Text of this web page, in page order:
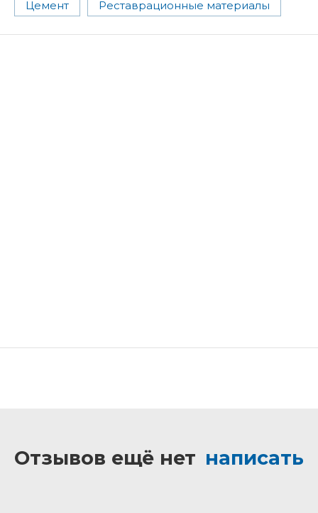
Цемент Реставрационные материалы
Отзывов ещё нет написать